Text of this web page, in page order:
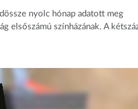
nyolc hónap adatott meg
elsőszámú színházának. A